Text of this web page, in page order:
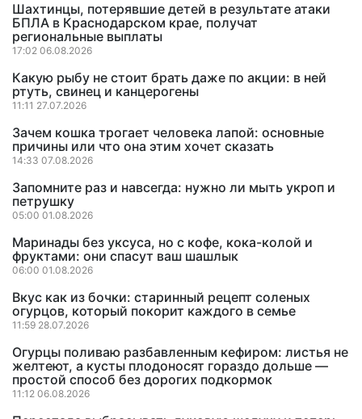
Шахтинцы, потерявшие детей в результате атаки
БПЛА в Краснодарском крае, получат
региональные выплаты
17:02 06.08.2026
Какую рыбу не стоит брать даже по акции: в ней
ртуть, свинец и канцерогены
11:11 27.07.2026
Зачем кошка трогает человека лапой: основные
причины или что она этим хочет сказать
14:33 07.08.2026
Запомните раз и навсегда: нужно ли мыть укроп и
петрушку
05:00 01.08.2026
Маринады без уксуса, но с кофе, кока-колой и
фруктами: они спасут ваш шашлык
06:00 01.08.2026
Вкус как из бочки: старинный рецепт соленых
огурцов, который покорит каждого в семье
11:59 28.07.2026
Огурцы поливаю разбавленным кефиром: листья не
желтеют, а кусты плодоносят гораздо дольше —
простой способ без дорогих подкормок
11:12 06.08.2026